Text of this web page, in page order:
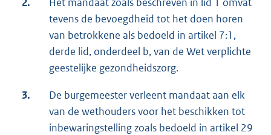
tevens de bevoegdheid tot het doen horen
van betrokkene als bedoeld in artikel 7:1,
derde lid, onderdeel b, van de Wet verplichte
geestelijke gezondheidszorg.
3.
De burgemeester verleent mandaat aan elk
van de wethouders voor het beschikken tot
inbewaringstelling zoals bedoeld in artikel 29